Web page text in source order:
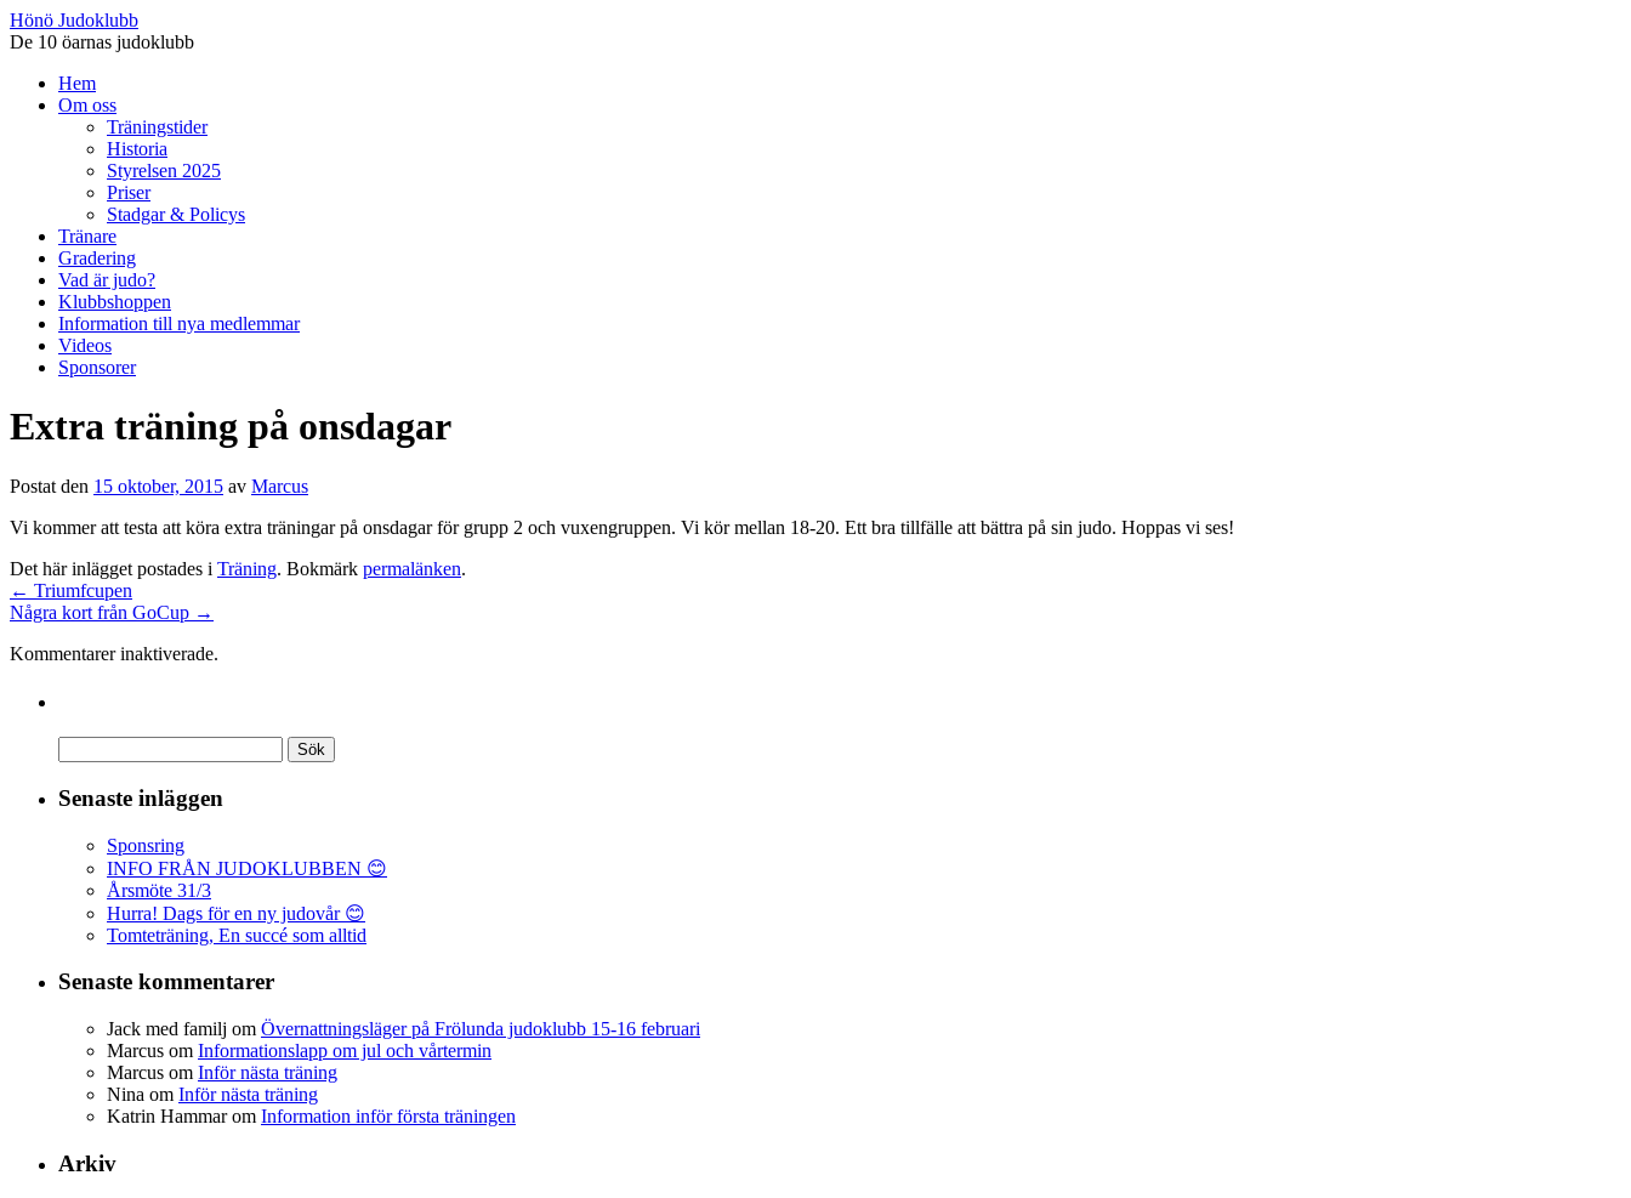
Hönö Judoklubb
De 10 öarnas judoklubb
Hem
Om oss
Träningstider
Historia
Styrelsen 2025
Priser
Stadgar & Policys
Tränare
Gradering
Vad är judo?
Klubbshoppen
Information till nya medlemmar
Videos
Sponsorer
Extra träning på onsdagar
Postat den 15 oktober, 2015 av Marcus
Vi kommer att testa att köra extra träningar på onsdagar för grupp 2 och vuxengruppen. Vi kör mellan 18-20. Ett bra tillfälle att bättra på sin judo. Hoppas vi ses!
Det här inlägget postades i Träning. Bokmärk permalänken.
← Triumfcupen
Några kort från GoCup →
Kommentarer inaktiverade.
Senaste inläggen
Sponsring
INFO FRÅN JUDOKLUBBEN 😊
Årsmöte 31/3
Hurra! Dags för en ny judovår 😊
Tomteträning, En succé som alltid
Senaste kommentarer
Jack med familj om Övernattningsläger på Frölunda judoklubb 15-16 februari
Marcus om Informationslapp om jul och vårtermin
Marcus om Inför nästa träning
Nina om Inför nästa träning
Katrin Hammarom Information inför första träningen
Arkiv